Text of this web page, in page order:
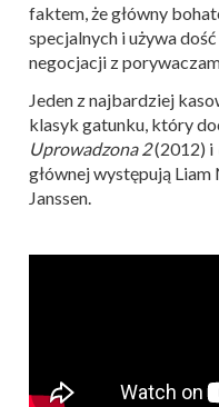
faktem, że główny
specjalnych i używa
negocjacji z
Jeden z najbardziej
klasyk gatunku, który
Uprowadzona 2(2012) i
głównej występują
Janssen.